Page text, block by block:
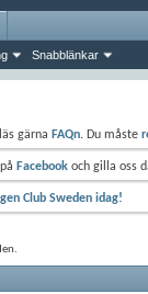
Snabblänkar
gärna FAQn. Du måste
Facebook och gilla oss
Club Sweden idag!